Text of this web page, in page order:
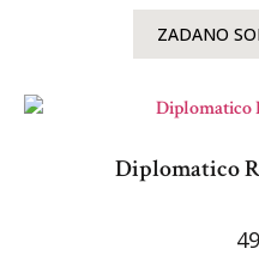
Diplomatico